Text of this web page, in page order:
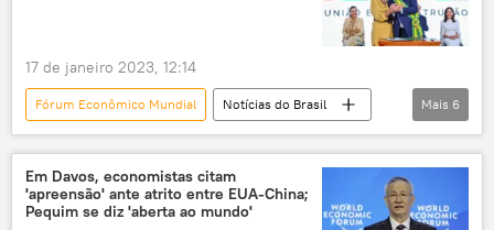
17 de janeiro 2023, 12:14
Fórum Econômico Mundial
Notícias do Brasil
Marina Silva
meio ambiente
Davos
Brasil
mudanças climáticas
Acordo de Paris
Mais 6
Em Davos, economistas citam
'apreensão' ante atrito entre EUA-China;
Pequim se diz 'aberta ao mundo'